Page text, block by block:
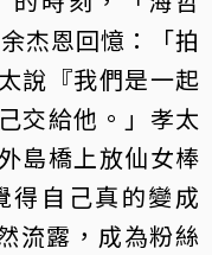
杰恩回憶：「拍
說『我們是一起
交給他。」孝太
島橋上放仙女棒
得自己真的變成
流露，成為粉絲